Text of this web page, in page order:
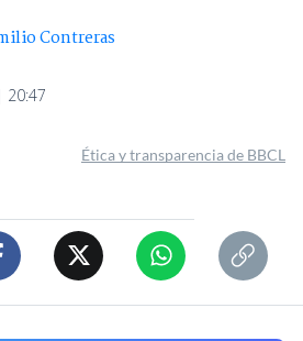
Contreras
20:47
Ética y transparencia de BBCL